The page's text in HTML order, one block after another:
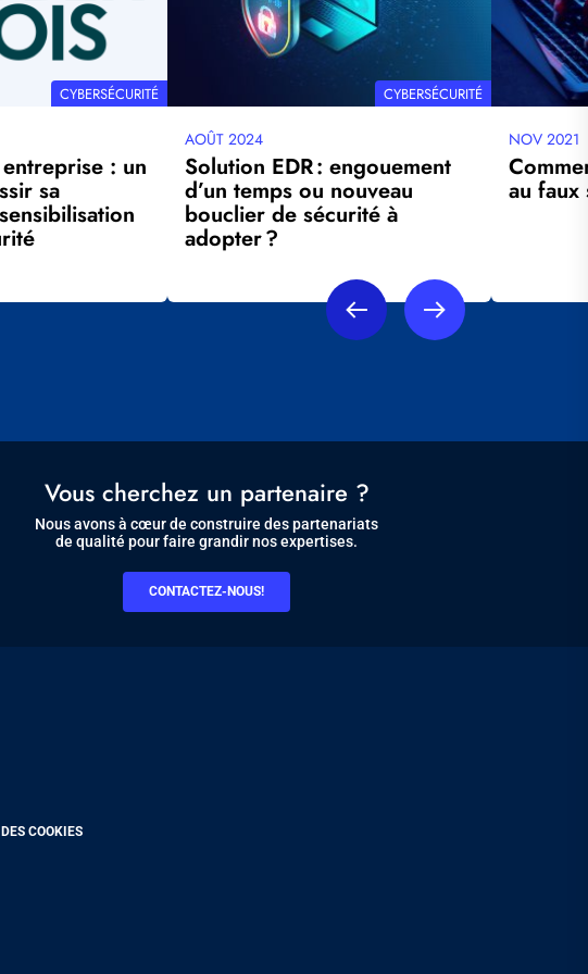
THÉMATIQUE
CYBERSÉCURITÉ
: un
sa
THÉMATIQUE
CYBERSÉCURITÉ
Date
mise
à
jour
AOÛT 2024
Solution EDR : engouement
d’un temps ou nouveau
bouclier de sécurité à
adopter ?
Date
mise
à
NOV 2021
au
Vous cherchez un partenaire ?
Nous avons à cœur de construire des partenariats
de qualité pour faire grandir nos expertises.
CONTACTEZ-NOUS!
COOKIES